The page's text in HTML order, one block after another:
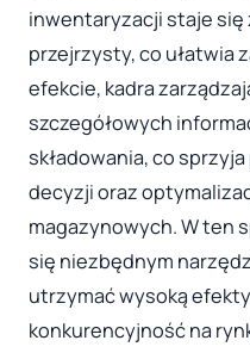
inwentaryzacji staje
przejrzysty, co ułatwia
efekcie, kadra
szczegółowych
składowania, co
decyzji oraz
magazynowych. W ten
się niezbędnym
utrzymać wysoką
konkurencyjność na